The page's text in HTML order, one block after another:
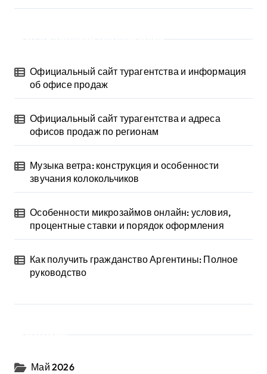
Официальный сайт турагентства и информация
об офисе продаж
Официальный сайт турагентства и адреса
офисов продаж по регионам
Музыка ветра: конструкция и особенности
звучания колокольчиков
Особенности микрозаймов онлайн: условия,
процентные ставки и порядок оформления
Как получить гражданство Аргентины: Полное
руководство
Май 2026